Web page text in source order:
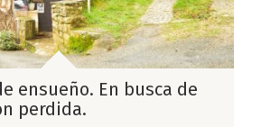
ensueño. En busca de
perdida.